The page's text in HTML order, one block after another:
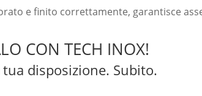
e finito correttamente, garantisce
CON TECH INOX!
disposizione. Subito.